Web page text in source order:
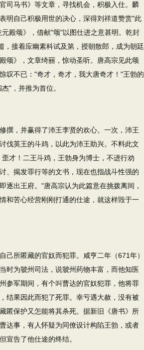
马书》等文章，寻找机会，积极入仕。麟
明自己积极用世的决心，深得刘祥道赞赏"此
殿颂》，借献"颂"以图仕进之意甚明。乾封
接着应幽素科试及第，授朝散郎，成为朝廷
颂》，文章绮丽，惊动圣听。唐高宗见此颂
叹不已："奇才，奇才，我大唐奇才！"王勃的
"，并推为首位。
，并赢得了沛王李贤的欢心。一次，沛王
伐英王的斗鸡，以此为沛王助兴。不料此文
才！二王斗鸡，王勃身为博士，不进行劝
、揭发罪行等的文书，现在也指战斗性强的
逐出王府。"唐高宗认为此篇意在挑拨离间，
和苦心经营刚刚打通的仕途，就这样毁于一
所匿藏的官奴而犯罪。咸亨二年（671年）
时为虢州司法，说虢州药物丰富，而他知医
参军期间，有个叫曹达的官奴犯罪，他将罪
结果因此而犯了死罪。幸亏遇大赦，没有被
匿保护又怎能将其杀死。据新旧《唐书》所
达事，有人怀疑为同僚设计构陷王勃，或者
宣告了他仕途的终结。